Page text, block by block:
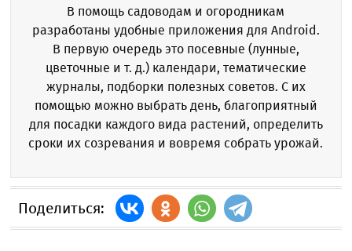
В помощь садоводам и огородникам
разработаны удобные приложения для Android.
В первую очередь это посевные (лунные,
цветочные и т. д.) календари, тематические
журналы, подборки полезных советов. С их
помощью можно выбрать день, благоприятный
для посадки каждого вида растений, определить
сроки их созревания и вовремя собрать урожай.
Поделиться: